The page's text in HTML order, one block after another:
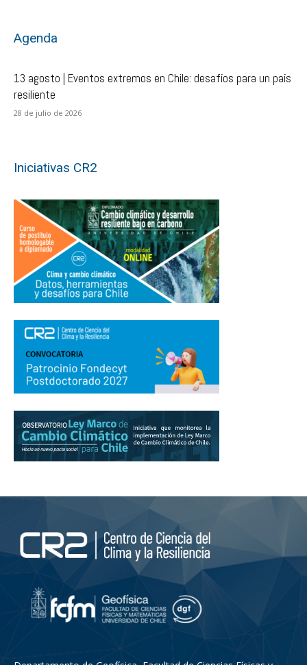
Agenda
13 agosto | Eventos extremos en Chile: desafíos para un país
resiliente
28 de julio de 2026
Iniciativas CR2